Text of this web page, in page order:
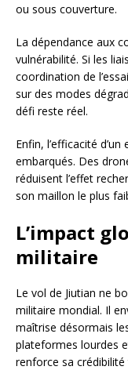
ou sous couverture.
La dépendance aux
vulnérabilité. Si les
coordination de
sur des modes
défi reste réel.
Enfin, l’efficacité
embarqués. Des
réduisent l’effet
son maillon le plus
L’impact
militaire
Le vol de Jiutian ne
militaire mondial. Il
maîtrise désormais
plateformes lourdes
renforce sa